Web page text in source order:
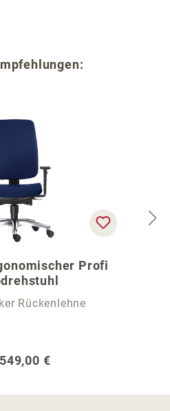
Profi
Rückenlehne
Preis:
549,00 €